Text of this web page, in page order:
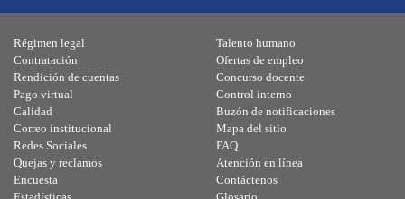
Régimen legal
Contratación
Rendición de cuentas
Pago virtual
Calidad
Talento humano
Ofertas de empleo
Concurso docente
Control interno
Buzón de notificaciones
Correo institucional
Redes Sociales
Quejas y reclamos
Encuesta
Mapa del sitio
FAQ
Atención en línea
Contáctenos